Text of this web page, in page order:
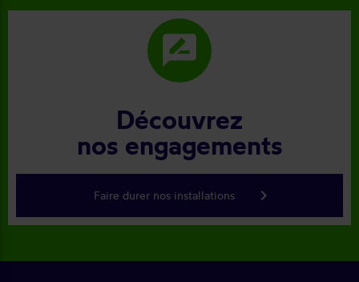
rate_review
Découvrez
nos engagements
Faire durer nos installations keyboard_arrow_right